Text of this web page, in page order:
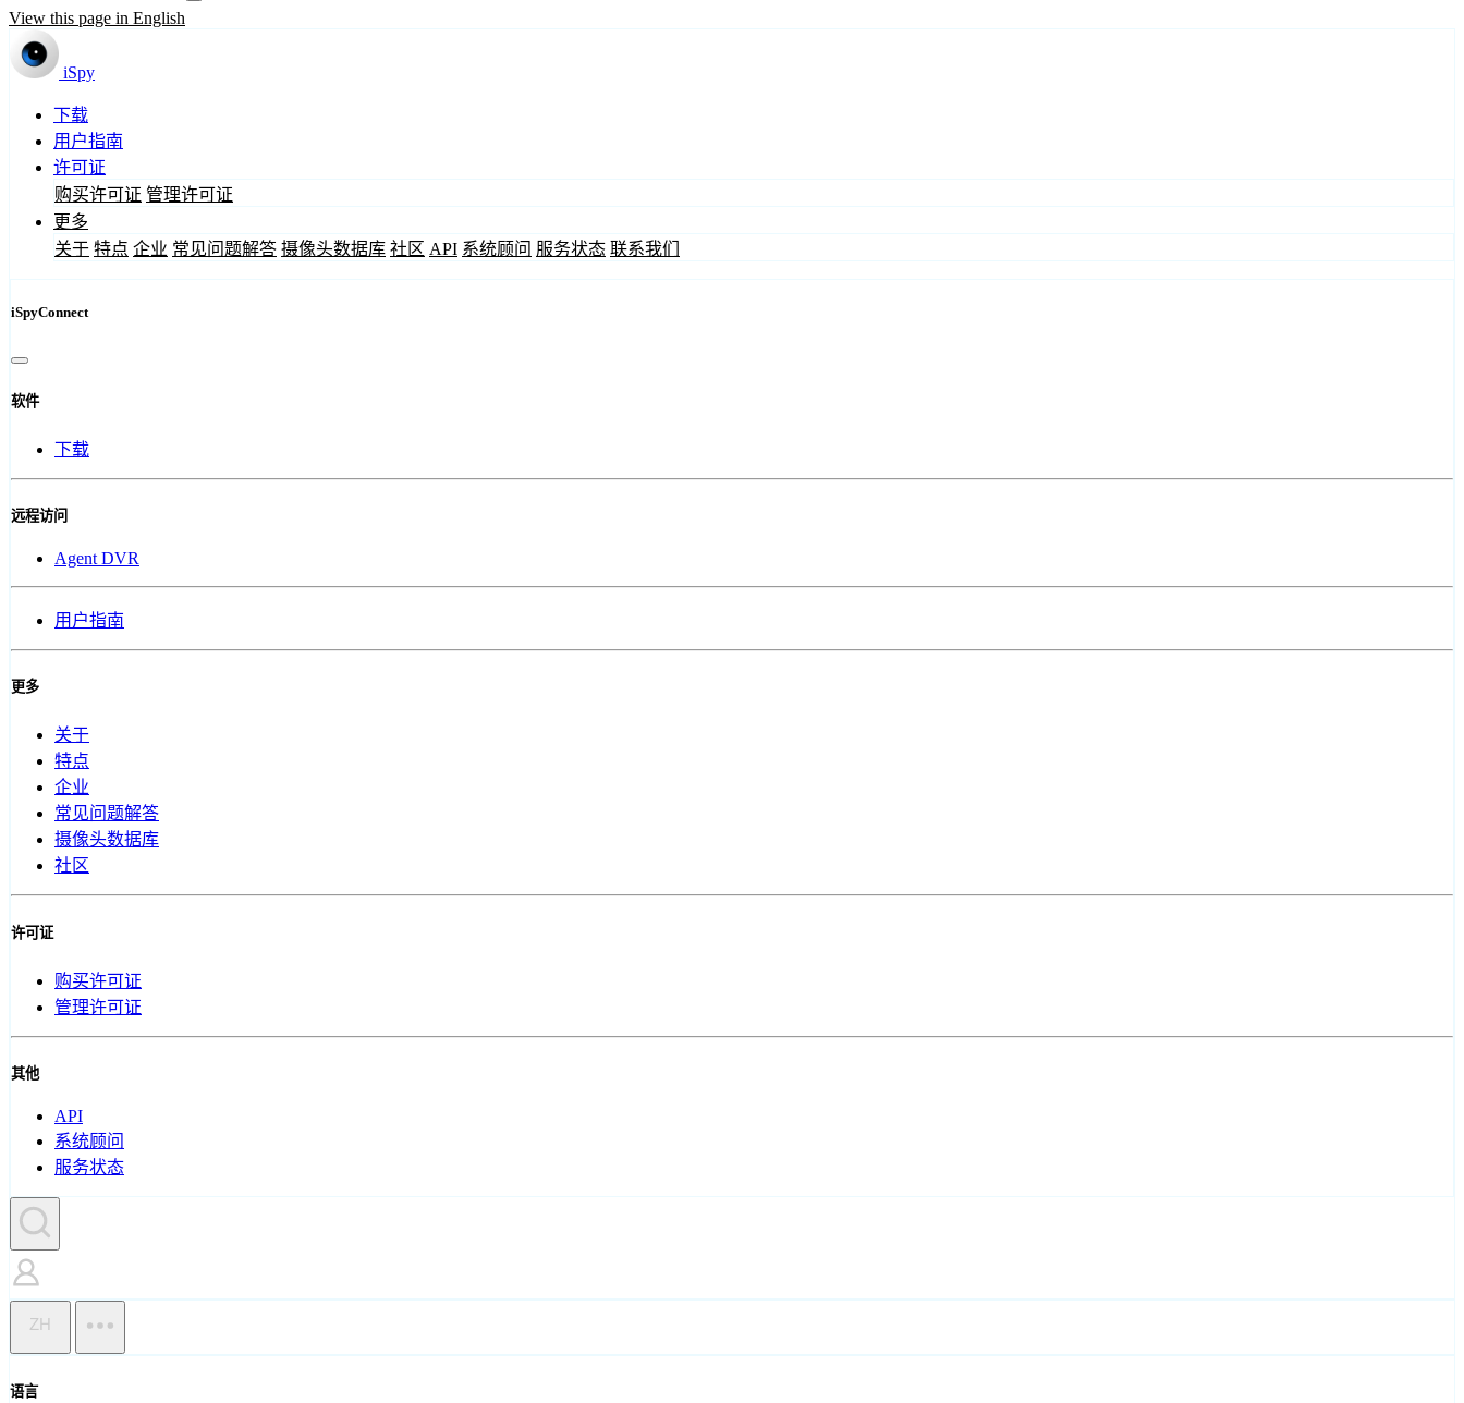
View this page in English
iSpy
下载
用户指南
许可证
购买许可证 管理许可证
更多
关于 特点 企业 常见问题解答 摄像头数据库 社区 API 系统顾问 服务状态 联系我们
iSpyConnect
软件
下载
远程访问
Agent DVR
用户指南
更多
关于
特点
企业
常见问题解答
摄像头数据库
社区
许可证
购买许可证
管理许可证
其他
API
系统顾问
服务状态
ZH
语言